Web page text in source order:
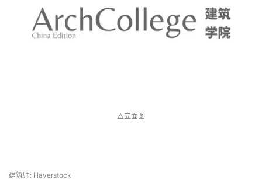
△立面图
建筑师: Haverstock